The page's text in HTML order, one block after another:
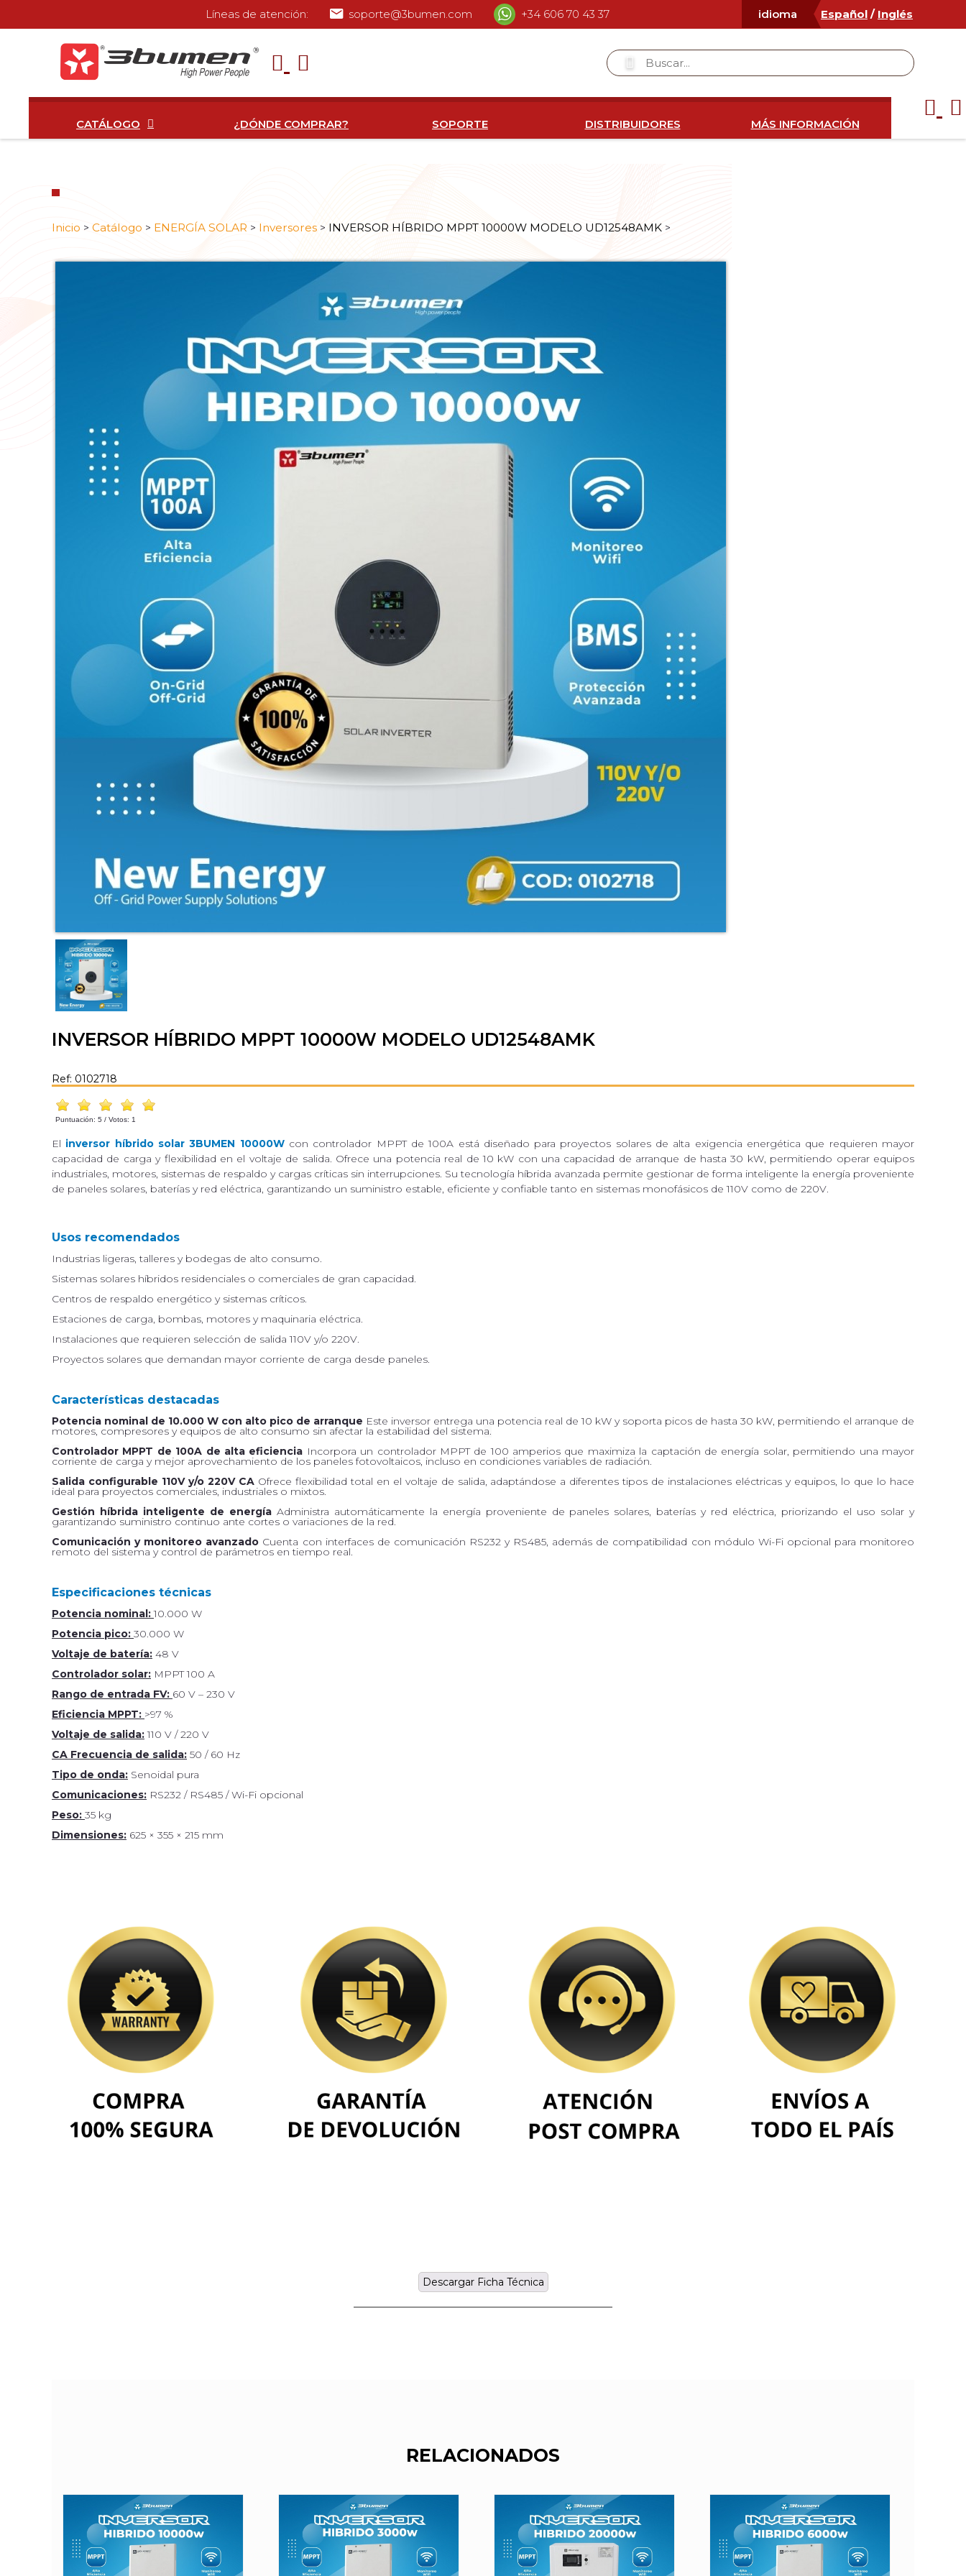
Líneas de atención: soporte@3bumen.com +34 606 70 43 37 idioma Español / Inglés
CATÁLOGO ¿DÓNDE COMPRAR? SOPORTE DISTRIBUIDORES MÁS INFORMACIÓN
Inicio > Catálogo > ENERGÍA SOLAR > Inversores > INVERSOR HÍBRIDO MPPT 10000W MODELO UD12548AMK >
INVERSOR HÍBRIDO MPPT 10000W MODELO UD12548AMK
Ref: 0102718
Puntuación: 5 / Votos: 1
El inversor híbrido solar 3BUMEN 10000Wcon controlador MPPT de 100A está diseñado para proyectos solares de alta exigencia energética que requieren mayor
capacidad de carga y flexibilidad en el voltaje de salida. Ofrece una potencia real de 10 kW con una capacidad de arranque de hasta 30 kW, permitiendo operar equipos
industriales, motores, sistemas de respaldo y cargas críticas sin interrupciones. Su tecnología híbrida avanzada permite gestionar de forma inteligente la energía proveniente
de paneles solares, baterías y red eléctrica, garantizando un suministro estable, eficiente y confiable tanto en sistemas monofásicos de 110V como de 220V.
Usos recomendados
Industrias ligeras, talleres y bodegas de alto consumo.
Sistemas solares híbridos residenciales o comerciales de gran capacidad.
Centros de respaldo energético y sistemas críticos.
Estaciones de carga, bombas, motores y maquinaria eléctrica.
Instalaciones que requieren selección de salida 110V y/o 220V.
Proyectos solares que demandan mayor corriente de carga desde paneles.
Características destacadas
Potencia nominal de 10.000 W con alto pico de arranque Este inversor entrega una potencia real de 10 kW y soporta picos de hasta 30 kW, permitiendo el arranque de
motores, compresores y equipos de alto consumo sin afectar la estabilidad del sistema.
Controlador MPPT de 100A de alta eficiencia Incorpora un controlador MPPT de 100 amperios que maximiza la captación de energía solar, permitiendo una mayor
corriente de carga y mejor aprovechamiento de los paneles fotovoltaicos, incluso en condiciones variables de radiación.
Salida configurable 110V y/o 220V CAOfrece flexibilidad total en el voltaje de salida, adaptándose a diferentes tipos de instalaciones eléctricas y equipos, lo que lo hace
ideal para proyectos comerciales, industriales o mixtos.
Gestión híbrida inteligente de energía Administra automáticamente la energía proveniente de paneles solares, baterías y red eléctrica, priorizando el uso solar y
garantizando suministro continuo ante cortes o variaciones de la red.
Comunicación y monitoreo avanzado Cuenta con interfaces de comunicación RS232 y RS485, además de compatibilidad con módulo Wi-Fi opcional para monitoreo
remoto del sistema y control de parámetros en tiempo real.
Especificaciones técnicas
Potencia nominal:10.000 W
Potencia pico: 30.000 W
Voltaje de batería: 48 V
Controlador solar: MPPT 100 A
Rango de entrada FV: 60 V – 230 V
Eficiencia MPPT: >97 %
Voltaje de salida:110 V / 220 V
CA Frecuencia de salida: 50 / 60 Hz
Tipo de onda: Senoidal pura
Comunicaciones: RS232 / RS485 / Wi-Fi opcional
Peso: 35 kg
Dimensiones: 625 × 355 × 215 mm
Descargar Ficha Técnica
RELACIONADOS